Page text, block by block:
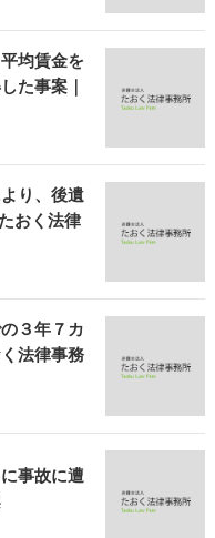
均賃金を
た事案｜
り、後遺
おく法律
３年７カ
法律事務
事故に遭